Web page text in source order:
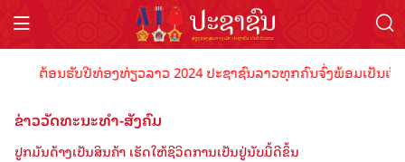
ຕ້ອນຮັບປີທ່ອງທ່ຽວລາວ 2024 ປະຊາຊົນລາວທຸກຄົນຈົ່ງພ້ອມເປັນເຈົ້
ຂ່າວວັດທະນະທຳ-ສັງຄົມ
ປູກມັນດ້າງເປັນສິນຄ້າ ເຮັດໃຫ້ຊີວິດການເປັນຢູ່ນັບມື້ດີຂຶ້ນ